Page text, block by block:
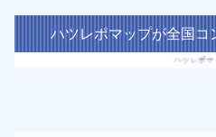
ハツレポマップが全国コ